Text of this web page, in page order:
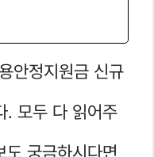
안정지원금 신규
. 모두 다 읽어주
궁금하시다면